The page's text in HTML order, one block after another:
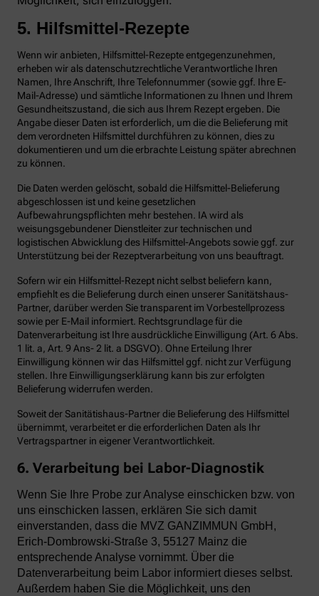
5. Hilfsmittel-Rezepte
Wenn wir anbieten, Hilfsmittel-Rezepte entgegenzunehmen,
erheben wir als datenschutzrechtliche Verantwortliche Ihren
Namen, Ihre Anschrift, Ihre Telefonnummer (sowie ggf. Ihre E-
Mail-Adresse) und sämtliche Informationen zu Ihnen und Ihrem
Gesundheitszustand, die sich aus Ihrem Rezept ergeben. Die
Angabe dieser Daten ist erforderlich, um die die Belieferung mit
dem verordneten Hilfsmittel durchführen zu können, dies zu
dokumentieren und um die erbrachte Leistung später abrechnen
zu können.
Die Daten werden gelöscht, sobald die Hilfsmittel-Belieferung
abgeschlossen ist und keine gesetzlichen
Aufbewahrungspflichten mehr bestehen. IA wird als
weisungsgebundener Dienstleiter zur technischen und
logistischen Abwicklung des Hilfsmittel-Angebots sowie ggf. zur
Unterstützung bei der Rezeptverarbeitung von uns beauftragt.
Sofern wir ein Hilfsmittel-Rezept nicht selbst beliefern kann,
empfiehlt es die Belieferung durch einen unserer Sanitätshaus-
Partner, darüber werden Sie transparent im Vorbestellprozess
sowie per E-Mail informiert. Rechtsgrundlage für die
Datenverarbeitung ist Ihre ausdrückliche Einwilligung (Art. 6 Abs.
1 lit. a, Art. 9 Ans- 2 lit. a DSGVO). Ohne Erteilung Ihrer
Einwilligung können wir das Hilfsmittel ggf. nicht zur Verfügung
stellen. Ihre Einwilligungserklärung kann bis zur erfolgten
Belieferung widerrufen werden.
Soweit der Sanitätishaus-Partner die Belieferung des Hilfsmittel
übernimmt, verarbeitet er die erforderlichen Daten als Ihr
Vertragspartner in eigener Verantwortlichkeit.
6. Verarbeitung bei Labor-Diagnostik
Wenn Sie Ihre Probe zur Analyse einschicken bzw. von
uns einschicken lassen, erklären Sie sich damit
einverstanden, dass die MVZ GANZIMMUN GmbH,
Erich-Dombrowski-Straße 3, 55127 Mainz die
entsprechende Analyse vornimmt. Über die
Datenverarbeitung beim Labor informiert dieses selbst.
Außerdem haben Sie die Möglichkeit, uns den